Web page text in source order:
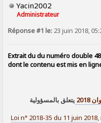
Yacin2002
Administrateur
Réponse #1 le: 23 juin 2018,
Extrait du du numéro double
dont le contenu est mis en
يتعلق بالمسؤولية
Loi n° 2018-35 du 11 juin 2018,